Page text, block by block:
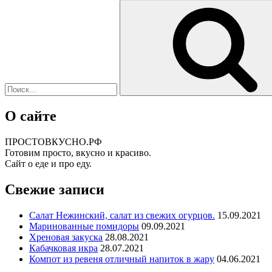
О сайте
ПРОСТОВКУСНО.РФ
Готовим просто, вкусно и красиво.
Сайт о еде и про еду.
Свежие записи
Салат Нежинский, салат из свежих огурцов. 15.09.2021
Маринованные помидоры 09.09.2021
Хреновая закуска 28.08.2021
Кабачковая икра 28.07.2021
Компот из ревеня отличный напиток в жару 04.06.2021